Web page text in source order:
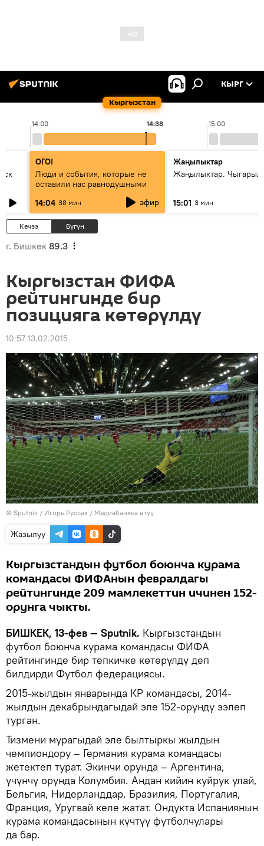
Кыргызстан
КЫРГ
14:00 15:00
14:38
ОГО!
Люди и события, которые не
оставили нас равнодушными
14:04 38 мин эфир
Жаңылыктар
Жаңылыктар.
15:01 3 мин
Кечээ Бүгүн
г. Бишкек 89.3
Кыргызстан ФИФА
рейтингинде бир
позицияга көтөрүлдү
10:57 13.02.2015
© Sputnik / Игорь Руссак / Медиабанкка өтүү
Жазылуу
Кыргызстандын футбол боюнча курама
командасы ФИФАнын февралдагы
рейтингинде 209 мамлекеттин ичинен 152-
орунга чыкты.
БИШКЕК, 13-фев — Sputnik. Кыргызстандын
футбол боюнча курама командасы ФИФА
рейтингинде бир тепкичке көтөрүлдү деп
билдирди Футбол федерациясы.
2015-жылдын январында КР командасы, 2014-
жылдын декабрындагыдай эле 152-орунду ээлеп
турган.
Тизмени мурагыдай эле былтыркы жылдын
чемпиондору – Германия курама командасы
жетектеп турат. Экинчи орунда – Аргентина,
үчүнчү орунда Колумбия. Андан кийин куйрук улай,
Бельгия, Нидерланддар, Бразилия, Португалия,
Франция, Уругвай келе жатат. Ондукта Испаниянын
курама командасынын күчтүү футболчулары
да бар.